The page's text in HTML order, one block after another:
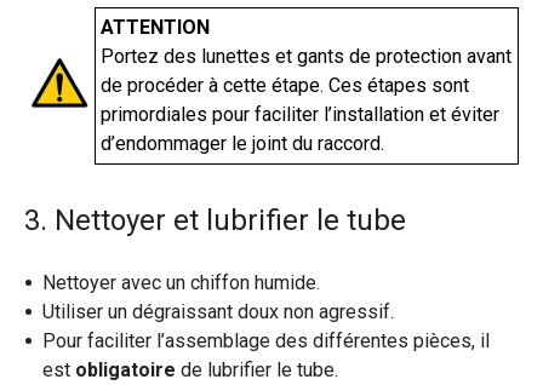
ATTENTION
Portez des lunettes et gants de protection avant
de procéder à cette étape. Ces étapes sont
primordiales pour faciliter l’installation et éviter
d’endommager le joint du raccord.
3. Nettoyer et lubrifier le tube
Nettoyer avec un chiffon humide.
Utiliser un dégraissant doux non agressif.
Pour faciliter l’assemblage des différentes pièces, il
est obligatoire de lubrifier le tube.